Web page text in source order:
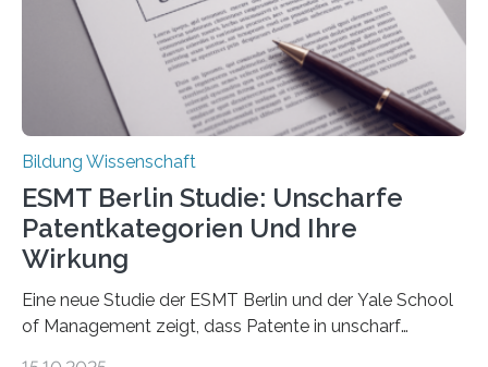
Promotionsprojekts „BACKCamPAIN“ führt die
Doktorandin Deborah Jost (Hochschule Bochum,
Promotionskolleg NRW) derzeit eine Online-Umfrage
durch. Ziel ist es, herauszufinden,…
Bildung Wissenschaft
ESMT Berlin Studie: Unscharfe
Patentkategorien Und Ihre
Wirkung
Eine neue Studie der ESMT Berlin und der Yale School
of Management zeigt, dass Patente in unscharf